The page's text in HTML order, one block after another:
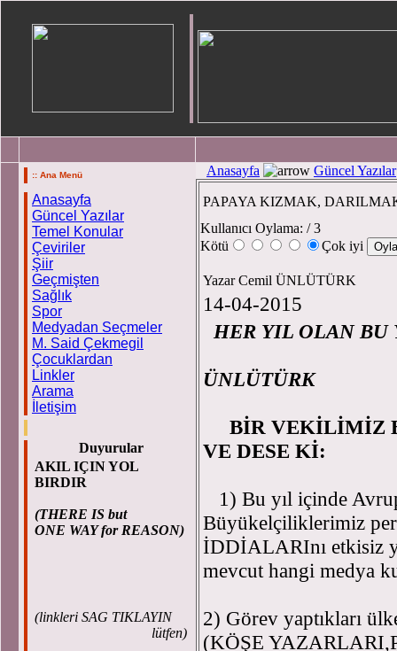
:: Ana Menü
Anasayfa
Güncel Yazılar
Temel Konular
Çeviriler
Şiir
Geçmişten
Sağlık
Spor
Medyadan Seçmeler
M. Said Çekmegil
Çocuklardan
Linkler
Arama
İletişim
Duyurular
AKIL IÇIN YOL
BIRDIR
(THERE IS but
ONE WAY for REASON)
(linkleri SAG TIKLAYIN
lütfen)
Anasayfa Güncel Yazılar
PAPAYA KIZMAK,
Kullanıcı Oylama: / 3
Kötü
Çok iyi
Yazar Cemil ÜNLÜTÜRK
14-04-2015
HER YIL
ÜNLÜTÜRK
BİR VEKİLİMİZ
VE DESE Kİ:
1) Bu yıl içinde
Büyükelçiliklerimiz
İDDİALARInı etkisiz
mevcut hangi medya
2) Görev yaptıkları
(KÖŞE